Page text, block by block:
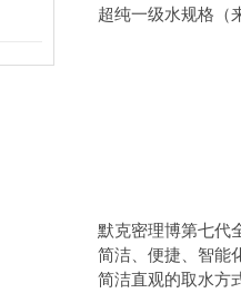
超纯一级水规格（
默克密理博第七代
简洁、便捷、智能
简洁直观的取水方